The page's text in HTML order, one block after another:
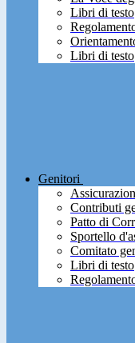
Libri di testo
Libri di testo
Genitori
Contributi
Patto di
Sportello
Comitato
Libri di testo